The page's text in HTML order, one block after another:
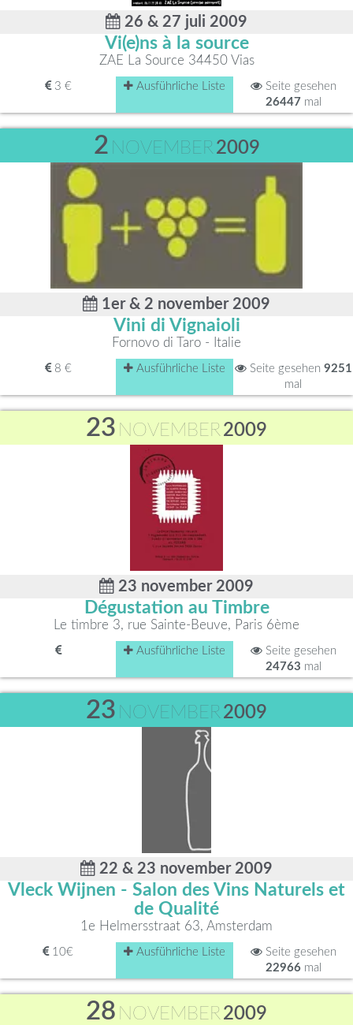
26 & 27 juli 2009
Vi(e)ns à la source
ZAE La Source 34450 Vias
3 € Ausführliche Liste
Seite gesehen
26447 mal
2 NOVEMBER2009
1er & 2 november 2009
Vini di Vignaioli
Fornovo di Taro - Italie
8 € Ausführliche Liste Seite gesehen 9251
mal
23 NOVEMBER2009
23 november 2009
Dégustation au Timbre
Le timbre 3, rue Sainte-Beuve, Paris 6ème
Ausführliche Liste
Seite gesehen
24763 mal
23 NOVEMBER2009
22 & 23 november 2009
Vleck Wijnen - Salon des Vins Naturels et
de Qualité
1e Helmersstraat 63, Amsterdam
10€ Ausführliche Liste
Seite gesehen
22966mal
28 NOVEMBER2009